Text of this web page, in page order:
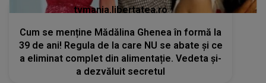
tvmania.libertatea.ro
Cum se menține Mădălina Ghenea în formă la
39 de ani! Regula de la care NU se abate și ce
a eliminat complet din alimentație. Vedeta și-
a dezvăluit secretul